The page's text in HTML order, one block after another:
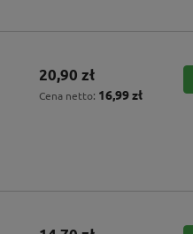
20,90 zł
Cena netto: 16,99 zł